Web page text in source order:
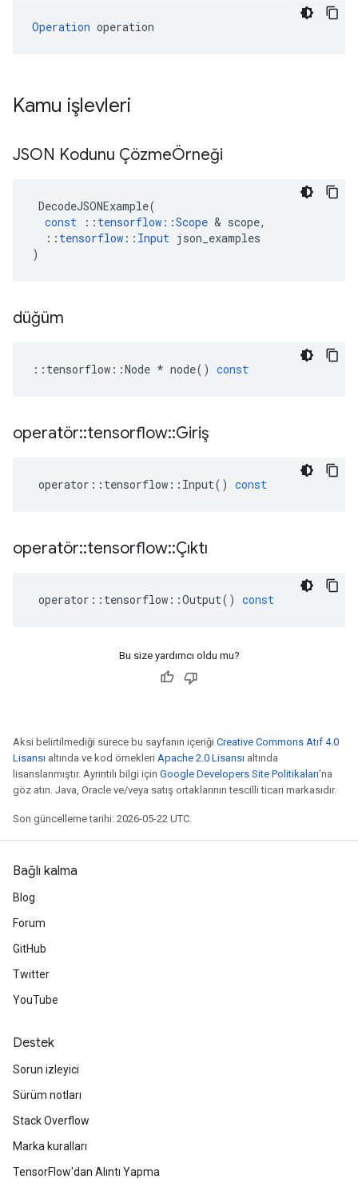
Operation operation
Kamu işlevleri
JSON Kodunu ÇözmeÖrneği
DecodeJSONExample(
const
:: tensorflow ::Scope & scope,
:: tensorflow :: Input json_examples
)
düğüm
:: tensorflow ::Node * node() const
operatör::tensorflow::Giriş
operator :: tensorflow :: Input() const
operatör::tensorflow::Çıktı
operator :: tensorflow ::Output() const
Bu size yardımcı oldu mu?
Aksi belirtilmediği sürece bu sayfanın içeriği Creative Commons Atıf 4.0
Lisansı altında ve kod örnekleri Apache 2.0 Lisansı altında
lisanslanmıştır. Ayrıntılı bilgi için Google Developers Site Politikaları'na
göz atın. Java, Oracle ve/veya satış ortaklarının tescilli ticari markasıdır.
Son güncelleme tarihi: 2026-05-22 UTC.
Bağlı kalma
Blog
Forum
GitHub
Twitter
YouTube
Destek
Sorun izleyici
Sürüm notları
Stack Overflow
Marka kuralları
TensorFlow'dan Alıntı Yapma